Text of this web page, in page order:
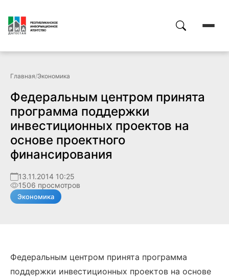
Главная/Экономика
Федеральным центром принята
программа поддержки
инвестиционных проектов на
основе проектного
финансирования
13.11.2014 10:25
1506 просмотров
Экономика
Федеральным центром принята программа
поддержки инвестиционных проектов на основе